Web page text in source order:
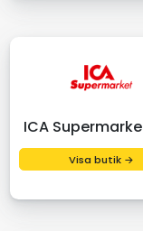
ICA
Visa butik →